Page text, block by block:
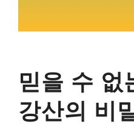
믿을 수 없
강산의 비